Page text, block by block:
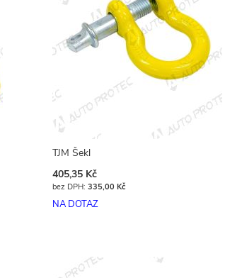
TJM Šekl
405,35 Kč
335,00 Kč
NA DOTAZ